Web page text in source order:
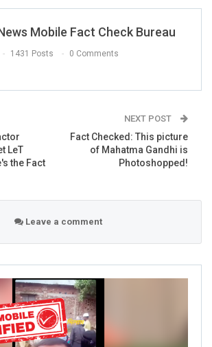
Mobile Fact Check Bureau
1431 Posts 0 Comments
LeT
the Fact
NEXT POST
Fact Checked: This picture
of Mahatma Gandhi is
Photoshopped!
Leave a comment